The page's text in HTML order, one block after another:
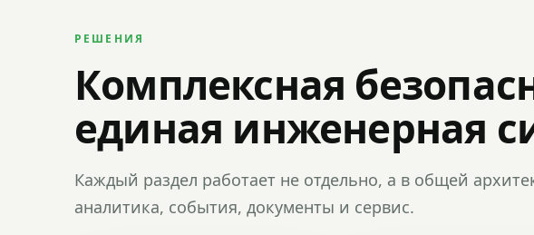
РЕШЕНИЯ
Комплексная
единая инженерная
Каждый раздел работает не отдельно, а в общей
аналитика, события, документы и сервис.